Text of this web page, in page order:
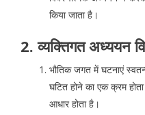
किया जाता है।
2. व्यक्तिगत अध्ययन
भौतिक जगत में घटनाएं
घटित होने का एक क्रम
आधार होता है।